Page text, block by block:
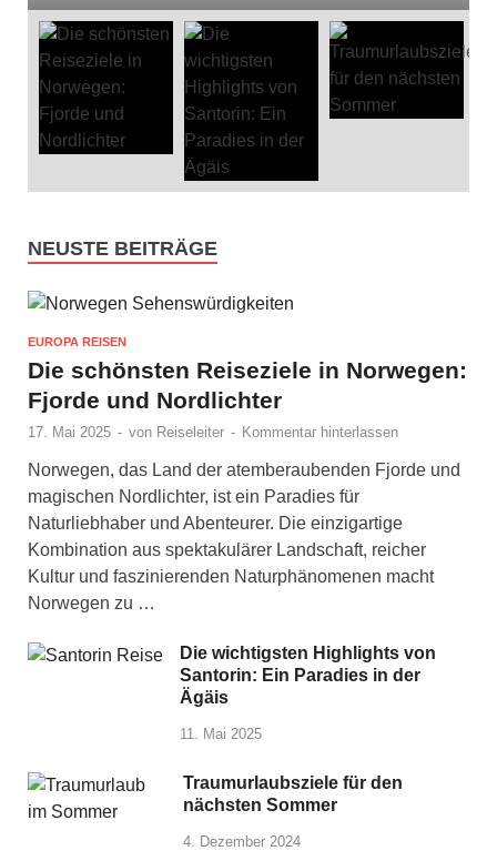
NEUSTE BEITRÄGE
EUROPA REISEN
Die schönsten Reiseziele in Norwegen:
Fjorde und Nordlichter
17. Mai 2025 - von Reiseleiter - Kommentar hinterlassen
Norwegen, das Land der atemberaubenden Fjorde und
magischen Nordlichter, ist ein Paradies für
Naturliebhaber und Abenteurer. Die einzigartige
Kombination aus spektakulärer Landschaft, reicher
Kultur und faszinierenden Naturphänomenen macht
Norwegen zu …
Die wichtigsten Highlights von
Santorin: Ein Paradies in der
Ägäis
11. Mai 2025
Traumurlaubsziele für den
nächsten Sommer
4. Dezember 2024